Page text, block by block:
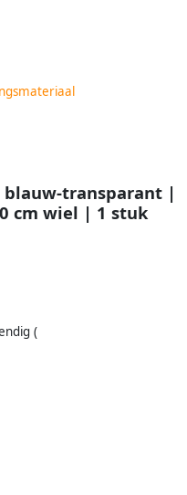
blauw-transparant |
cm wiel | 1 stuk
(